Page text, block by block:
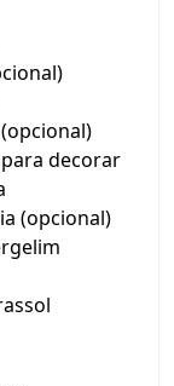
decorar
(opcional)